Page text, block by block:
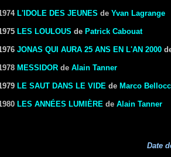
L'IDOLE DES JEUNES de Yvan Lagrange
LES LOULOUS de Patrick Cabouat
JONAS QUI AURA 25 ANS EN L'AN 2000
MESSIDOR de Alain Tanner
LE SAUT DANS LE VIDE de Marco
LES ANNÉES LUMIÈRE de Alain Tanner
Date